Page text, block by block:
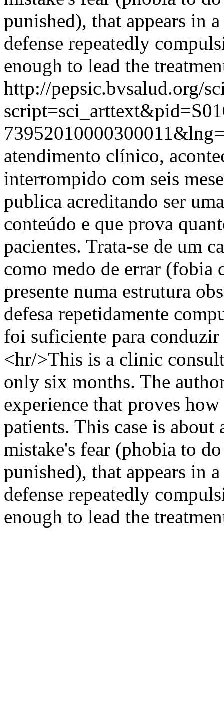
punished), that appears in
defense repeatedly
enough to lead the
http://pepsic.bvsalud.org/
atendimento clínico,
interrompido com seis
publica acreditando ser
conteúdo e que prova
pacientes. Trata-se de um
como medo de errar (fobia
presente numa estrutura
defesa repetidamente
foi suficiente para
<hr/>This is a clinic
only six months. The
experience that proves
patients. This case is
mistake's fear (phobia to
punished), that appears in
defense repeatedly
enough to lead the